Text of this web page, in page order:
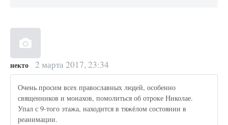
некто 2 марта 2017, 23:34
Очень просим всех православных людей, особенно
священников и монахов, помолиться об отроке Николае.
Упал с 9-того этажа, находится в тяжёлом состоянии в
реанимации.